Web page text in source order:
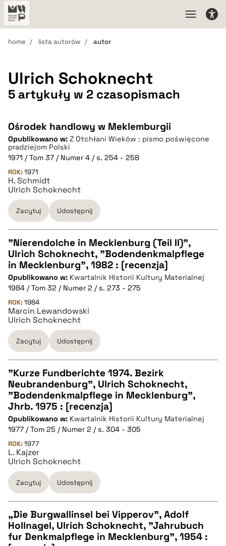
home lista autorów autor
Ulrich Schoknecht
5 artykuły w 2 czasopismach
Ośrodek handlowy w Meklemburgii
Opublikowano w: Z Otchłani Wieków : pismo poświęcone
pradziejom Polski
1971 / Tom 37 / Numer 4 / s. 254 - 258
ROK: 1971
H. Schmidt
Ulrich Schoknecht
Zacytuj Udostępnij
CZYSTY TEKST
pobierz cytat
BIBTEX
pobierz cytat
"Nierendolche in Mecklenburg (Teil II)",
Ulrich Schoknecht, "Bodendenkmalpflege
in Mecklenburg", 1982 : [recenzja]
Opublikowano w: Kwartalnik Historii Kultury Materialnej
1984 / Tom 32 / Numer 2 / s. 273 - 275
ROK: 1984
Marcin Lewandowski
Ulrich Schoknecht
Zacytuj Udostępnij
CZYSTY TEKST
pobierz cytat
BIBTEX
pobierz cytat
"Kurze Fundberichte 1974. Bezirk
Neubrandenburg", Ulrich Schoknecht,
"Bodendenkmalpflege in Mecklenburg",
Jhrb. 1975 : [recenzja]
Opublikowano w: Kwartalnik Historii Kultury Materialnej
1977 / Tom 25 / Numer 2 / s. 304 - 305
ROK: 1977
L. Kajzer
Ulrich Schoknecht
Zacytuj Udostępnij
CZYSTY TEKST
„Die Burgwallinsel bei Vipperov”, Adolf
Hollnagel, Ulrich Schoknecht, "Jahrubuch
fur Denkmalpflege in Mecklenburg", 1954 :